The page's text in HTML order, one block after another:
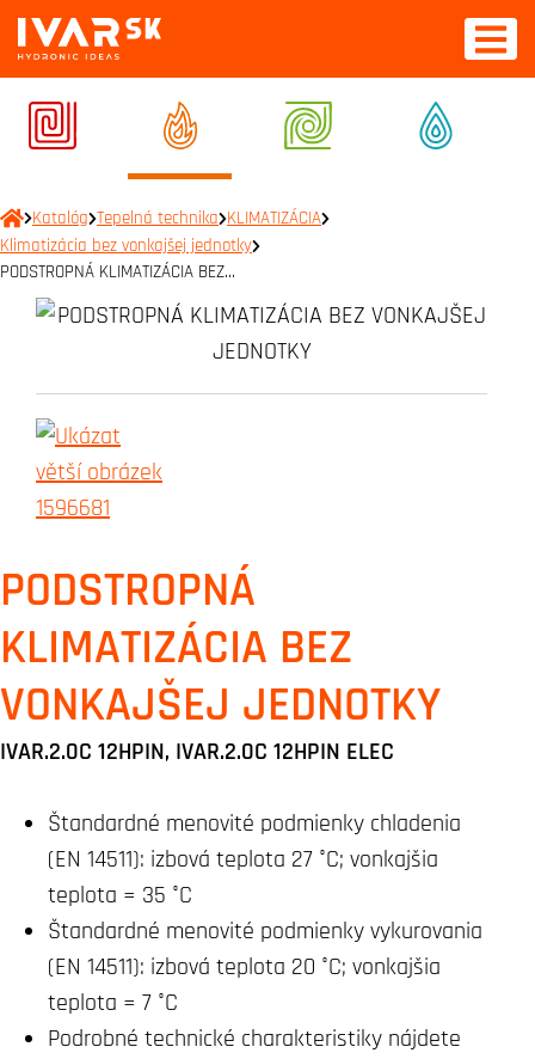
Katalóg Tepelná technika KLIMATIZÁCIA
Klimatizácia bez vonkajšej jednotky
PODSTROPNÁ KLIMATIZÁCIA BEZ…
PODSTROPNÁ
KLIMATIZÁCIA BEZ
VONKAJŠEJ JEDNOTKY
IVAR.2.0C 12HPIN, IVAR.2.0C 12HPIN ELEC
Štandardné menovité podmienky chladenia
(EN 14511): izbová teplota 27 °C; vonkajšia
teplota = 35 °C
Štandardné menovité podmienky vykurovania
(EN 14511): izbová teplota 20 °C; vonkajšia
teplota = 7 °C
Podrobné technické charakteristiky nájdete